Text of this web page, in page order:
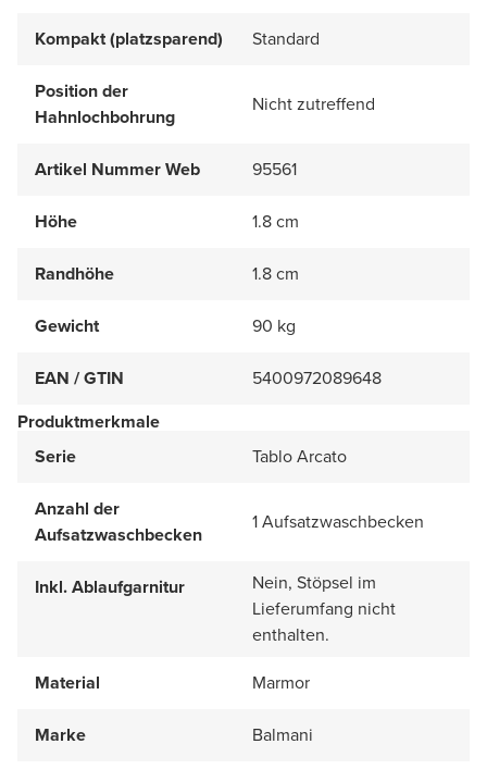
Kompakt (platzsparend) Standard
Position der
Hahnlochbohrung
Nicht zutreffend
Artikel Nummer Web 95561
Höhe 1.8 cm
Randhöhe 1.8 cm
Gewicht 90 kg
EAN / GTIN
5400972089648
Produktmerkmale
Serie
Tablo Arcato
Anzahl der
Aufsatzwaschbecken
1 Aufsatzwaschbecken
Inkl. Ablaufgarnitur
Nein, Stöpsel im
Lieferumfang nicht
enthalten.
Material
Marmor
Marke Balmani